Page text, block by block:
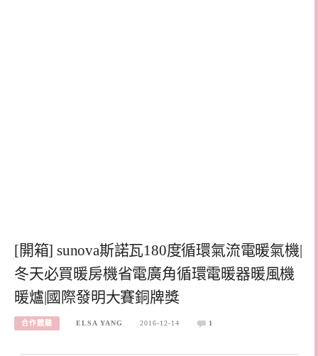
[開箱] sunova斯諾瓦180度循環氣流電暖氣機|
冬天必買暖房機省電廣角循環電暖器暖風機
暖爐|國際發明大賽銅牌獎
合作體驗 ELSA YANG 2016-12-14 1